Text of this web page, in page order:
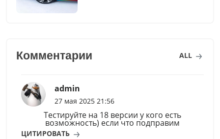
Комментарии ALL
admin
27 мая 2025 21:56
Тестируйте на 18 версии у кого есть
возможность) если что подправим
ЦИТИРОВАТЬ